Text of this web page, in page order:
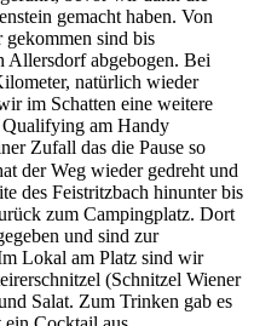
gemacht haben. Von
sind bis
Allersdorf abgebogen. Bei
natürlich wieder
im Schatten eine weitere
Qualifying am Handy
Zufall das die Pause so
der Weg wieder gedreht und
des Feistritzbach hinunter bis
zum Campingplatz. Dort
und sind zur
Lokal am Platz sind wir
(Schnitzel Wiener
Salat. Zum Trinken gab es